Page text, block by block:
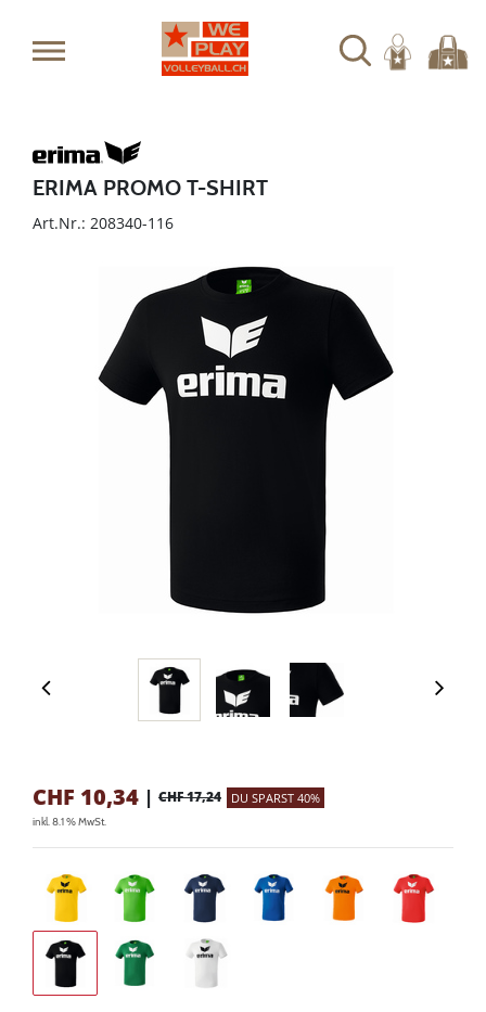
ERIMA PROMO T-SHIRT
Art.Nr.: 208340-116
CHF 10,34 | CHF 17,24 DU SPARST 40%
inkl. 8.1 % MwSt.